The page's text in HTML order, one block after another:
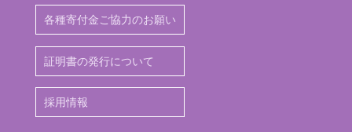
各種寄付金ご協力のお願い
証明書の発行について
採用情報